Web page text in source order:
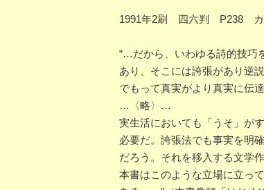
1991年2刷 四六判 P238 カ
“…だから、いわゆる詩的技巧
あり、そこには誇張があり逆
でもって真実がより真実に伝
…〈略〉…
実生活においても「うそ」が
必要だ。誇張法でも事実を明
だろう。それを移入する文学
本書はこのような立場に立っ